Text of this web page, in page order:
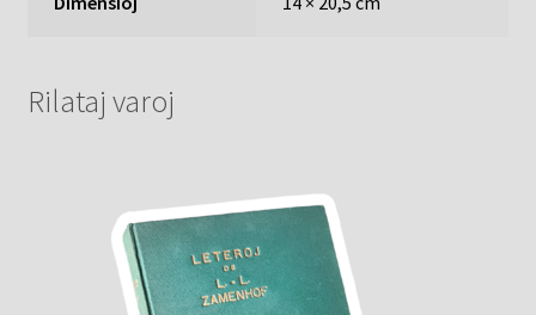
Rilataj varoj